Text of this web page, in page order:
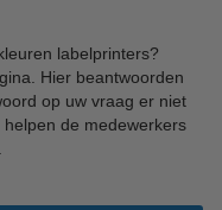
labelprinters?
Hier beantwoorden
op uw vraag er niet
de medewerkers